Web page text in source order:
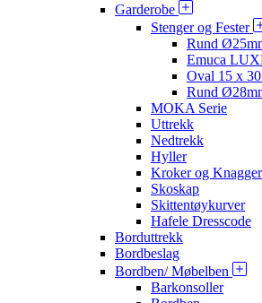
Garderobe
Stenger og Fester
Rund
Emuca
Oval 15 x
Rund
MOKA Serie
Uttrekk
Nedtrekk
Hyller
Kroker og Knagger
Skoskap
Skittentøykurver
Hafele Dresscode
Borduttrekk
Bordbeslag
Bordben/ Møbelben
Barkonsoller